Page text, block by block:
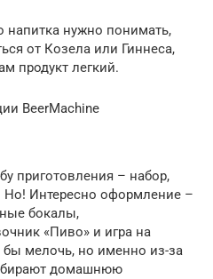
напитка нужно понимать,
от Козела или Гиннеса,
продукт легкий.
BeerMachine
приготовления – набор,
Но! Интересно оформление –
бокалы,
«Пиво» и игра на
бы мелочь, но именно из-за
домашнюю